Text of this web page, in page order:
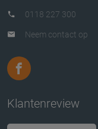
0118 227 300
Neem contact op
Klantenreview